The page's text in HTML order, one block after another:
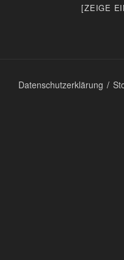
[ZEIGE
Datenschutzerklärung